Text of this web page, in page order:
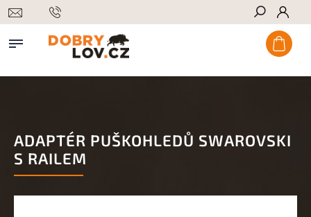
Hledat
ADAPTÉR PUŠKOHLEDŮ SWAROVSKI
S RAILEM